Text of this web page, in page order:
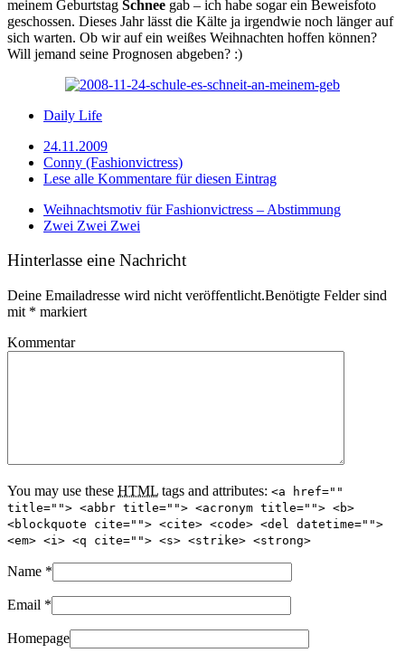
meinem Geburtstag Schnee gab – ich habe sogar ein Beweisfoto
geschossen. Dieses Jahr lässt die Kälte ja irgendwie noch länger auf
sich warten. Ob wir auf ein weißes Weihnachten hoffen können?
Will jemand seine Prognosen abgeben? :)
Daily Life
24.11.2009
Conny (Fashionvictress)
Lese alle Kommentare für diesen Eintrag
Weihnachtsmotiv für Fashionvictress – Abstimmung
Zwei Zwei Zwei
Hinterlasse eine Nachricht
Deine Emailadresse wird nicht veröffentlicht.Benötigte Felder sind
mit * markiert
Kommentar
You may use these HTML tags and attributes: <a href=""
title=""> <abbr title=""> <acronym title=""> <b>
<blockquote cite=""> <cite> <code> <del datetime="">
<em> <i> <q cite=""> <s> <strike> <strong>
Name *
Email *
Homepage